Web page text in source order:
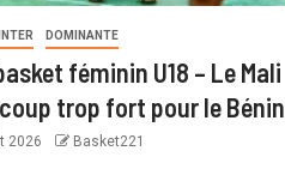
DOMINANTE
féminin U18 – Le Mali
trop fort pour le Bénin
2026 Basket221